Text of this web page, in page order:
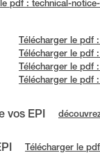
le pdf : technical-
Télécharger le pdf
Télécharger le pdf
Télécharger le pdf
Télécharger le pdf
vos EPI
Télécharger le